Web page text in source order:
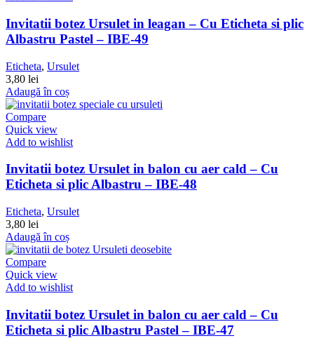
Invitatii botez Ursulet in leagan – Cu Eticheta si plic
Albastru Pastel – IBE-49
Eticheta, Ursulet
3,80 lei
Adaugă în coș
Compare
Quick view
Add to wishlist
Invitatii botez Ursulet in balon cu aer cald – Cu
Eticheta si plic Albastru – IBE-48
Eticheta, Ursulet
3,80 lei
Adaugă în coș
Compare
Quick view
Add to wishlist
Invitatii botez Ursulet in balon cu aer cald – Cu
Eticheta si plic Albastru Pastel – IBE-47